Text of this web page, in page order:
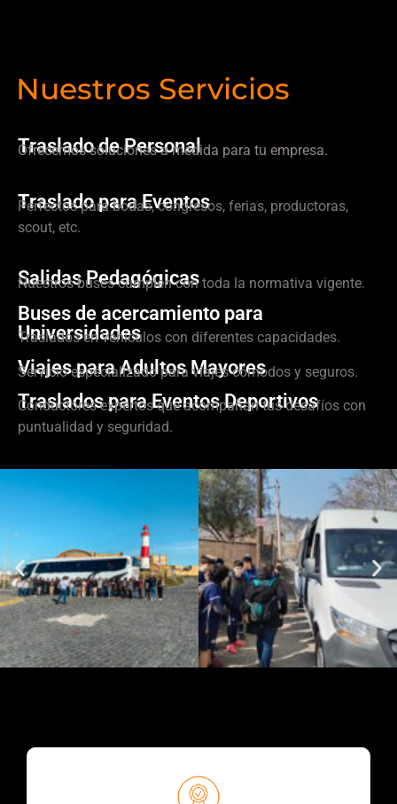
Nuestros Servicios
Traslado de Personal
Ofrecemos soluciones a medida para tu empresa.
Traslado para Eventos
Perfectos para bodas, congresos, ferias, productoras,
scout, etc.
Salidas Pedagógicas
Nuestros buses cumplen con toda la normativa vigente.
Buses de acercamiento para
Universidades
Traslados en vehículos con diferentes capacidades.
Viajes para Adultos Mayores
Servicio especializado para viajes cómodos y seguros.
Traslados para Eventos Deportivos
Conductores expertos que acompañan tus desafíos con
puntualidad y seguridad.